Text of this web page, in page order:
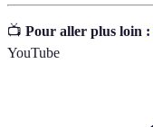
📺 Pour aller plus loin :
YouTube